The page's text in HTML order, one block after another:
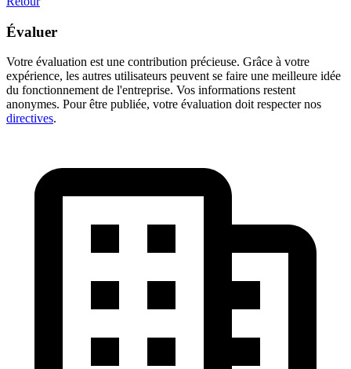
Évaluer
Votre évaluation est une contribution précieuse. Grâce à votre
expérience, les autres utilisateurs peuvent se faire une meilleure idée
du fonctionnement de l'entreprise. Vos informations restent
anonymes. Pour être publiée, votre évaluation doit respecter nos
directives.